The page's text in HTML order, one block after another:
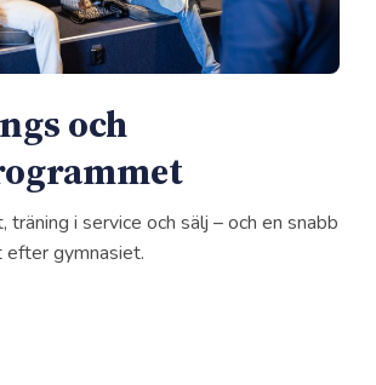
och
träning i service och sälj – och en snabb
gymnasiet.